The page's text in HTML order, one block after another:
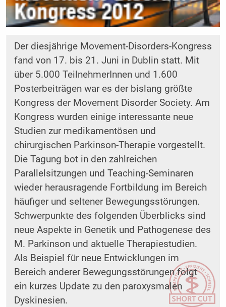
Der diesjährige Movement-Disorders-Kongress
fand von 17. bis 21. Juni in Dublin statt. Mit
über 5.000 TeilnehmerInnen und 1.600
Posterbeiträgen war es der bislang größte
Kongress der Movement Disorder Society. Am
Kongress wurden einige interessante neue
Studien zur medikamentösen und
chirurgischen Parkinson-Therapie vorgestellt.
Die Tagung bot in den zahlreichen
Parallelsitzungen und Teaching-Seminaren
wieder herausragende Fortbildung im Bereich
häufiger und seltener Bewegungsstörungen.
Schwerpunkte des folgenden Überblicks sind
neue Aspekte in Genetik und Pathogenese des
M. Parkinson und aktuelle Therapiestudien.
Als Beispiel für neue Entwicklungen im
Bereich anderer Bewegungsstörungen folgt
ein kurzes Update zu den paroxysmalen
Dyskinesien.